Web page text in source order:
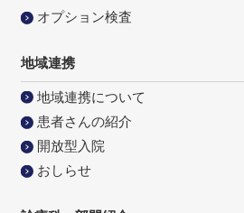
オプション検査
地域連携
地域連携について
患者さんの紹介
開放型入院
おしらせ